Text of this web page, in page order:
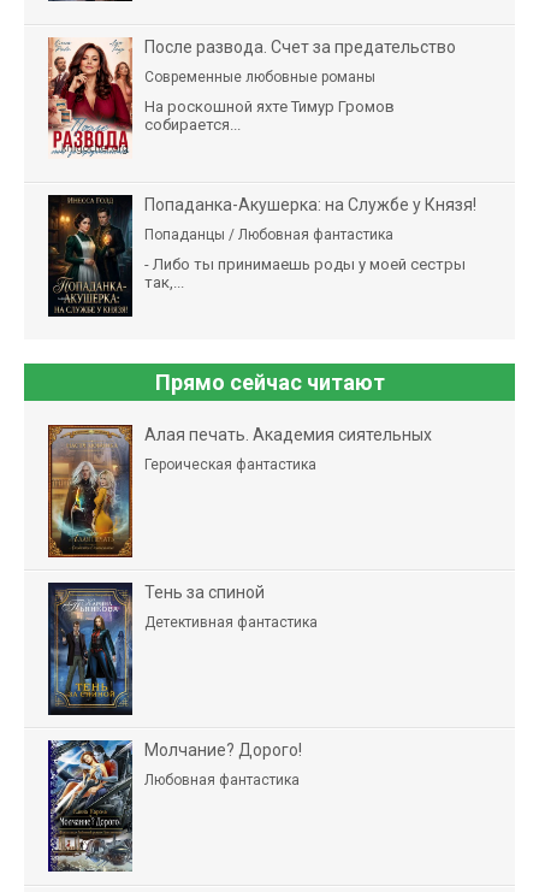
После развода. Счет за предательство
Современные любовные романы
На роскошной яхте Тимур Громов
собирается...
Попаданка-Акушерка: на Службе у Князя!
Попаданцы / Любовная фантастика
- Либо ты принимаешь роды у моей сестры
так,...
Прямо сейчас читают
Алая печать. Академия сиятельных
Героическая фантастика
Тень за спиной
Детективная фантастика
Молчание? Дорого!
Любовная фантастика